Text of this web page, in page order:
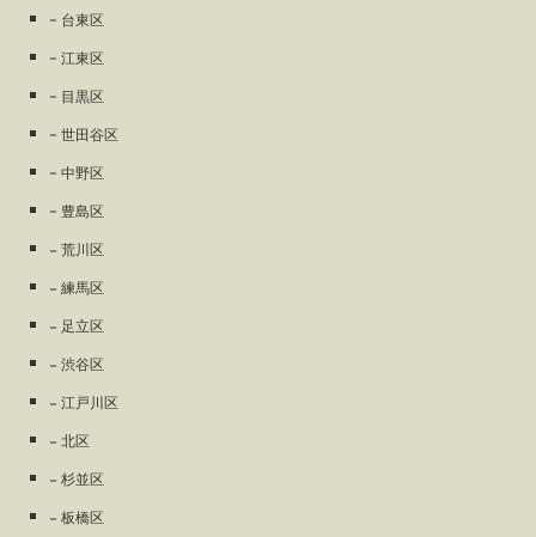
台東区
江東区
目黒区
世田谷区
中野区
豊島区
荒川区
練馬区
足立区
渋谷区
江戸川区
北区
杉並区
板橋区